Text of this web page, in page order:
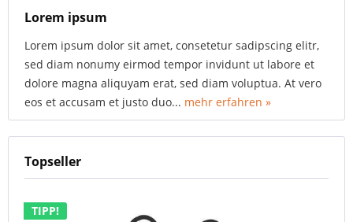
Lorem ipsum
Lorem ipsum dolor sit amet, consetetur sadipscing elitr,
sed diam nonumy eirmod tempor invidunt ut labore et
dolore magna aliquyam erat, sed diam voluptua. At vero
eos et accusam et justo duo... mehr erfahren »
Topseller
TIPP!